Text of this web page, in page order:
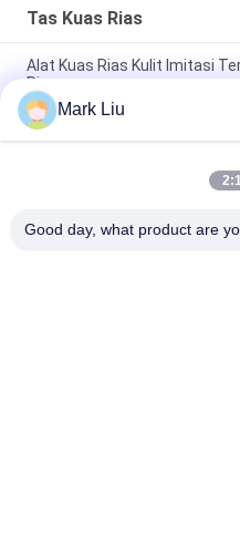
Tas Kuas Rias
Alat Kuas Rias Kulit Imitasi
Ringan
PU Pensil Kasus Pouch
Travel Tas Kosmetik Makeup
Kuas Makeup profesional
Mark Liu
Good day, what product are